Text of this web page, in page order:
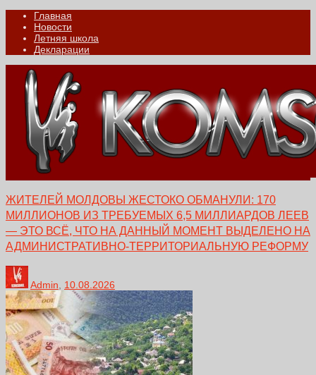
Главная
Новости
Летняя школа
Декларации
ЖИТЕЛЕЙ МОЛДОВЫ ЖЕСТОКО ОБМАНУЛИ: 170
МИЛЛИОНОВ ИЗ ТРЕБУЕМЫХ 6,5 МИЛЛИАРДОВ ЛЕЕВ
— ЭТО ВСЁ, ЧТО НА ДАННЫЙ МОМЕНТ ВЫДЕЛЕНО НА
АДМИНИСТРАТИВНО-ТЕРРИТОРИАЛЬНУЮ РЕФОРМУ
Admin 10.08.2026